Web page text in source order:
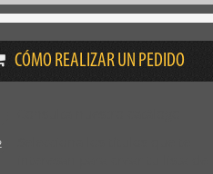
CÓMO REALIZAR UN PEDIDO